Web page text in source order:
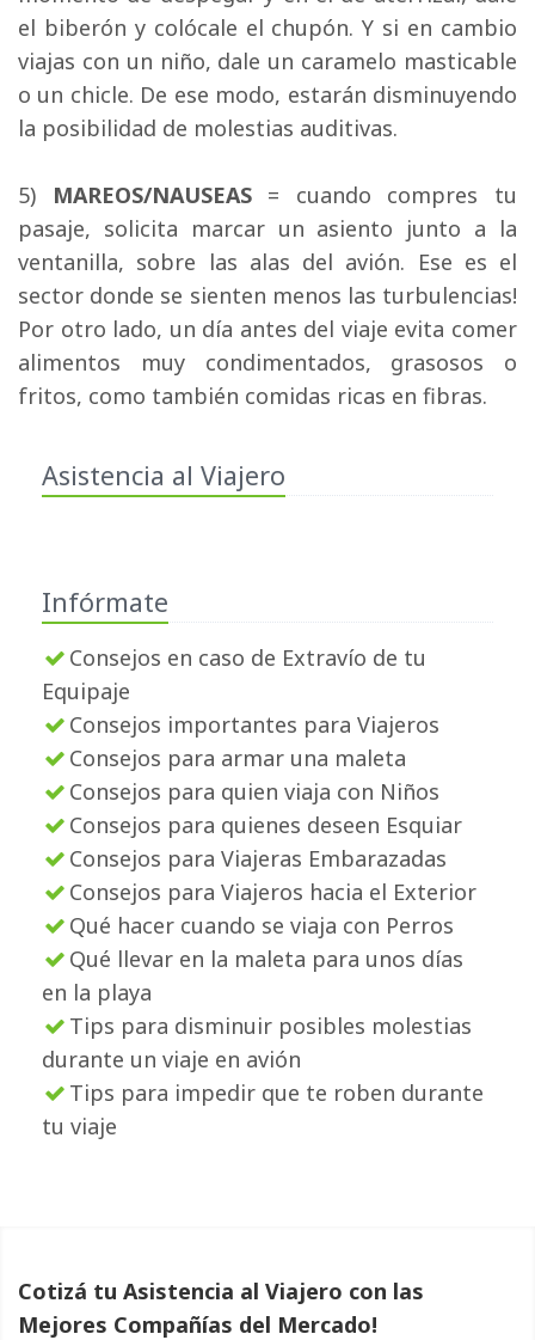
el biberón y colócale el chupón. Y si en cambio
viajas con un niño, dale un caramelo masticable
o un chicle. De ese modo, estarán disminuyendo
la posibilidad de molestias auditivas.
5) MAREOS/NAUSEAS= cuando compres tu
pasaje, solicita marcar un asiento junto a la
ventanilla, sobre las alas del avión. Ese es el
sector donde se sienten menos las turbulencias!
Por otro lado, un día antes del viaje evita comer
alimentos muy condimentados, grasosos o
fritos, como también comidas ricas en fibras.
Asistencia al Viajero
Infórmate
Consejos en caso de Extravío de tu
Equipaje
Consejos importantes para Viajeros
Consejos para armar una maleta
Consejos para quien viaja con Niños
Consejos para quienes deseen Esquiar
Consejos para Viajeras Embarazadas
Consejos para Viajeros hacia el Exterior
Qué hacer cuando se viaja con Perros
Qué llevar en la maleta para unos días
en la playa
Tips para disminuir posibles molestias
durante un viaje en avión
Tips para impedir que te roben durante
tu viaje
Cotizá tu Asistencia al Viajero con las
Mejores Compañías del Mercado!